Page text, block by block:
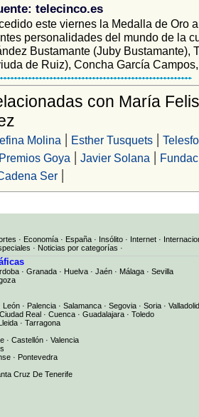
telecinco.es
este viernes la Medalla de Oro
personalidades del mundo de la
Bustamante (Juby Bustamante),
de Ruiz), Concha García
con María
Molina | Esther Tusquets|
Premios Goya | Javier Solana |
Ser|
· Economía · España · Insólito · Internet ·
· Noticias por categorías ·
· Granada · Huelva · Jaén · Málaga · Sevilla
León · Palencia · Salamanca · Segovia · Soria · Valladolid
Ciudad Real · Cuenca · Guadalajara · Toledo
· Tarragona
· Castellón · Valencia
· Pontevedra
Cruz De Tenerife